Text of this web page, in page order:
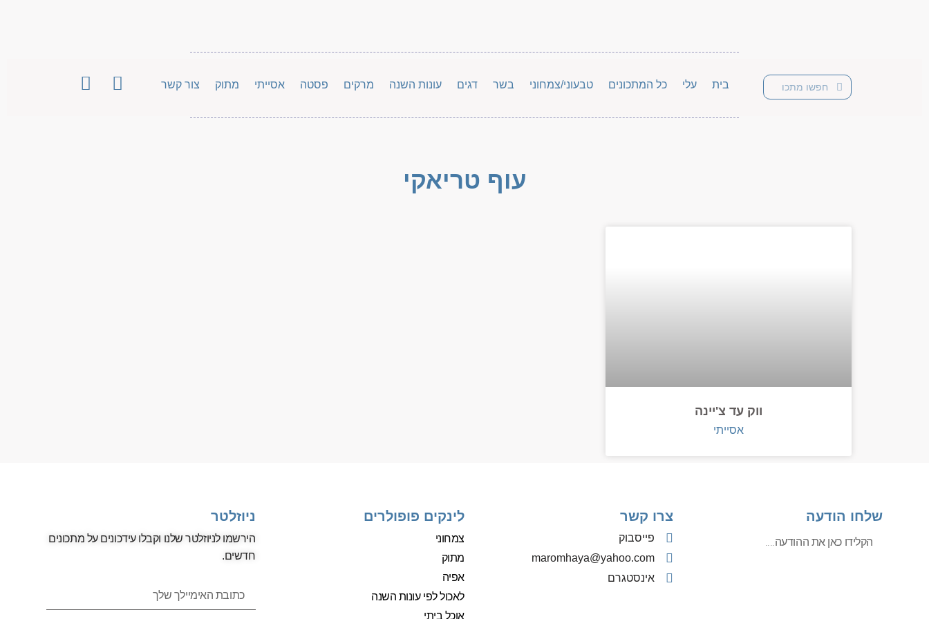
בית עלי כל המתכונים טבעוני/צמחוני בשר דגים עונות השנה מרקים פסטה אסייתי מתוק צור קשר
עוף טריאקי
ווק עד צ'יינה
אסייתי
שלחו הודעה צרו קשר
פייסבוק
‫maromhaya@yahoo.com
אינסטגרם
לינקים פופולרים
צמחוני
מתוק
אפיה
לאכול לפי עונות השנה
אוכל ביתי
ניוזלטר
הירשמו לניוזלטר שלנו וקבלו עידכונים על מתכונים
חדשים.